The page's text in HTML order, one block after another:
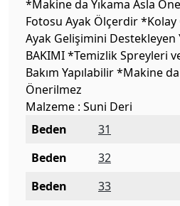
*Makine da Yıkama Asla
Fotosu Ayak Ölçerdir *Kolay
Ayak Gelişimini Destekleyen
BAKIMI *Temizlik Spreyleri
Bakım Yapılabilir *Makine
Önerilmez
Malzeme : Suni Deri
Beden
31
Beden
32
Beden
33